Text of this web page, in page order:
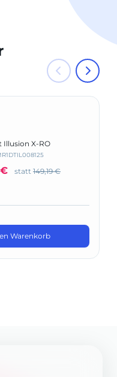
Illusion X-RO
€ statt 149,19 €
Warenkorb